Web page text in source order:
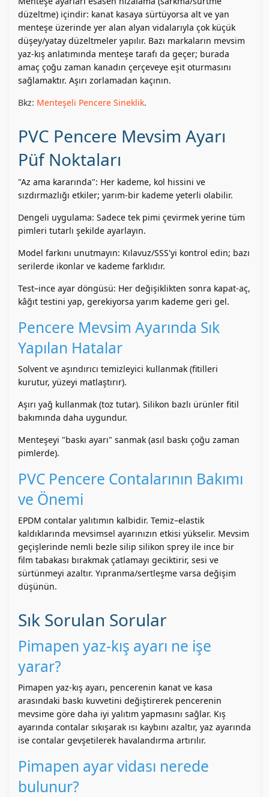
düzeltme) içindir: kanat kasaya sürtüyorsa alt ve yan
menteşe üzerinde yer alan alyan vidalarıyla çok küçük
düşey/yatay düzeltmeler yapılır. Bazı markaların mevsim
yaz-kış anlatımında menteşe tarafı da geçer; burada
amaç çoğu zaman kanadın çerçeveye eşit oturmasını
sağlamaktır. Aşırı zorlamadan kaçının.
Bkz: Menteşeli Pencere Sineklik.
PVC Pencere Mevsim Ayarı
Püf Noktaları
"Az ama kararında": Her kademe, kol hissini ve
sızdırmazlığı etkiler; yarım-bir kademe yeterli olabilir.
Dengeli uygulama: Sadece tek pimi çevirmek yerine tüm
pimleri tutarlı şekilde ayarlayın.
Model farkını unutmayın: Kılavuz/SSS'yi kontrol edin; bazı
serilerde ikonlar ve kademe farklıdır.
Test–ince ayar döngüsü: Her değişiklikten sonra kapat-aç,
kâğıt testini yap, gerekiyorsa yarım kademe geri gel.
Pencere Mevsim Ayarında Sık
Yapılan Hatalar
Solvent ve aşındırıcı temizleyici kullanmak (fitilleri
kurutur, yüzeyi matlaştırır).
Aşırı yağ kullanmak (toz tutar). Silikon bazlı ürünler fitil
bakımında daha uygundur.
Menteşeyi "baskı ayarı" sanmak (asıl baskı çoğu zaman
pimlerde).
PVC Pencere Contalarının Bakımı
ve Önemi
EPDM contalar yalıtımın kalbidir. Temiz–elastik
kaldıklarında mevsimsel ayarınızın etkisi yükselir. Mevsim
geçişlerinde nemli bezle silip silikon sprey ile ince bir
film tabakası bırakmak çatlamayı geciktirir, sesi ve
sürtünmeyi azaltır. Yıpranma/sertleşme varsa değişim
düşünün.
Sık Sorulan Sorular
Pimapen yaz-kış ayarı ne işe
yarar?
Pimapen yaz-kış ayarı, pencerenin kanat ve kasa
arasındaki baskı kuvvetini değiştirerek pencerenin
mevsime göre daha iyi yalıtım yapmasını sağlar. Kış
ayarında contalar sıkışarak ısı kaybını azaltır, yaz ayarında
ise contalar gevşetilerek havalandırma artırılır.
Pimapen ayar vidası nerede
bulunur?